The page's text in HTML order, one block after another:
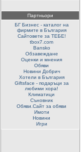
Партньори
БГ Бизнес - каталог на
фирмите в България
Сайтовете за ТЕБЕ!
tbox7.com
Bansko
Обзавеждане
Оценки и мнения
Обяви
Новини Добрич
Хотели в България
Giftsface - подаръци за
любими хора!
Климатици
Съновник
Обяви.Сайт за обяви
Имоти
Новини
Игри